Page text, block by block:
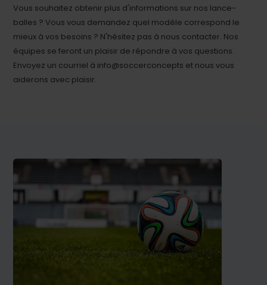
Vous souhaitez obtenir plus d'informations sur nos lance-
balles ? Vous vous demandez quel modèle correspond le
mieux à vos besoins ? N'hésitez pas à nous contacter. Nos
équipes se feront un plaisir de répondre à vos questions.
Envoyez un courriel à info@soccerconcepts et nous vous
aiderons avec plaisir.